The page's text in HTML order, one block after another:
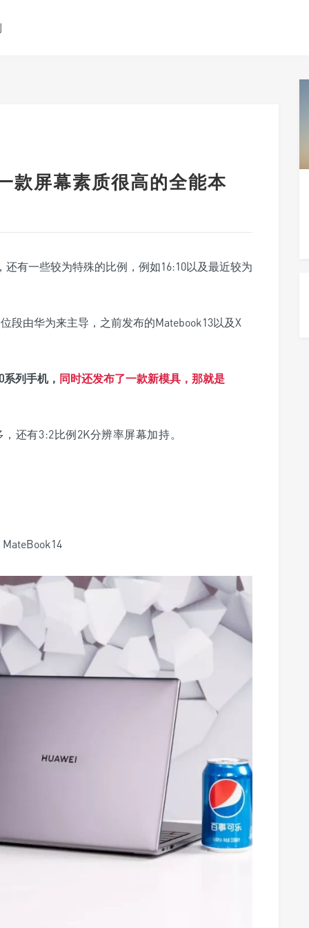
款屏幕素质很高的全能本
有一些较为特殊的比例，例如16:10以及最近较为
段由华为来主导，之前发布的Matebook13以及X
列手机， 同时还发布了一款新模具，那就是
还有3:2比例2K分辨率屏幕加持。